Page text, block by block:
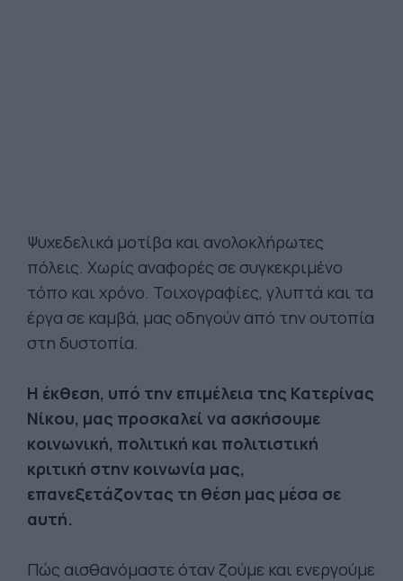
Ψυχεδελικά μοτίβα και ανολοκλήρωτες
πόλεις. Χωρίς αναφορές σε συγκεκριμένο
τόπο και χρόνο. Τοιχογραφίες, γλυπτά και τα
έργα σε καμβά, μας οδηγούν από την ουτοπία
στη δυστοπία.
Η έκθεση, υπό την επιμέλεια της Κατερίνας
Νίκου, μας προσκαλεί να ασκήσουμε
κοινωνική, πολιτική και πολιτιστική
κριτική στην κοινωνία μας,
επανεξετάζοντας τη θέση μας μέσα σε
αυτή.
Πώς αισθανόμαστε όταν ζούμε και ενεργούμε